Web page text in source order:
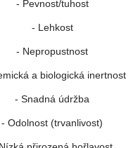
- Pevnost/tuhost
- Lehkost
- Nepropustnost
a biologická inertnost
- Snadná údržba
- Odolnost (trvanlivost)